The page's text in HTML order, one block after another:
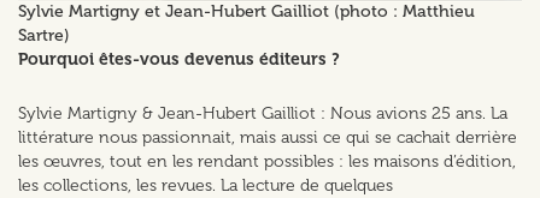
Sylvie Martigny et Jean-Hubert Gailliot (photo : Matthieu
Sartre)
Pourquoi êtes-vous devenus éditeurs ?
Sylvie Martigny & Jean-Hubert Gailliot : Nous avions 25 ans. La
littérature nous passionnait, mais aussi ce qui se cachait derrière
les œuvres, tout en les rendant possibles : les maisons d’édition,
les collections, les revues. La lecture de quelques